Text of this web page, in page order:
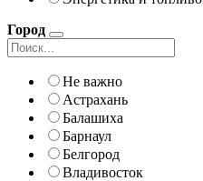
Город
Не важно
Астрахань
Балашиха
Барнаул
Белгород
Владивосток